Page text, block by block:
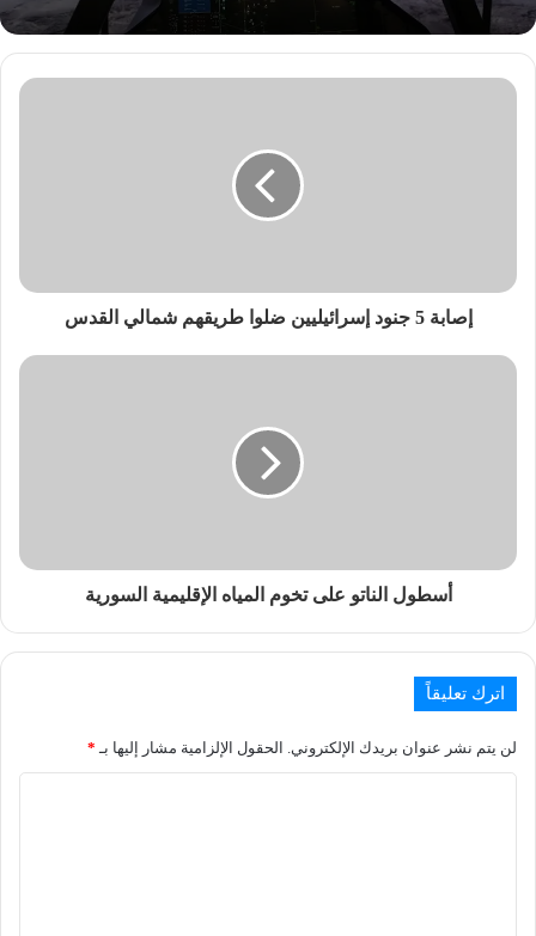
إصابة 5 جنود إسرائيليين ضلوا طريقهم شمالي القدس
أسطول الناتو على تخوم المياه الإقليمية السورية
اترك تعليقاً
لن يتم نشر عنوان بريدك الإلكتروني. الحقول الإلزامية مشار إليها بـ *